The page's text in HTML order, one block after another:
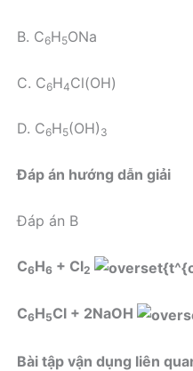
B. C6H5ONa
C. C6H4Cl(OH)
D. C6H5(OH) 3
Đáp án hướng dẫn giải
Đáp án B
C6H6 + Cl2
C6H5Cl + 2NaOH
Bài tập vận dụng liên